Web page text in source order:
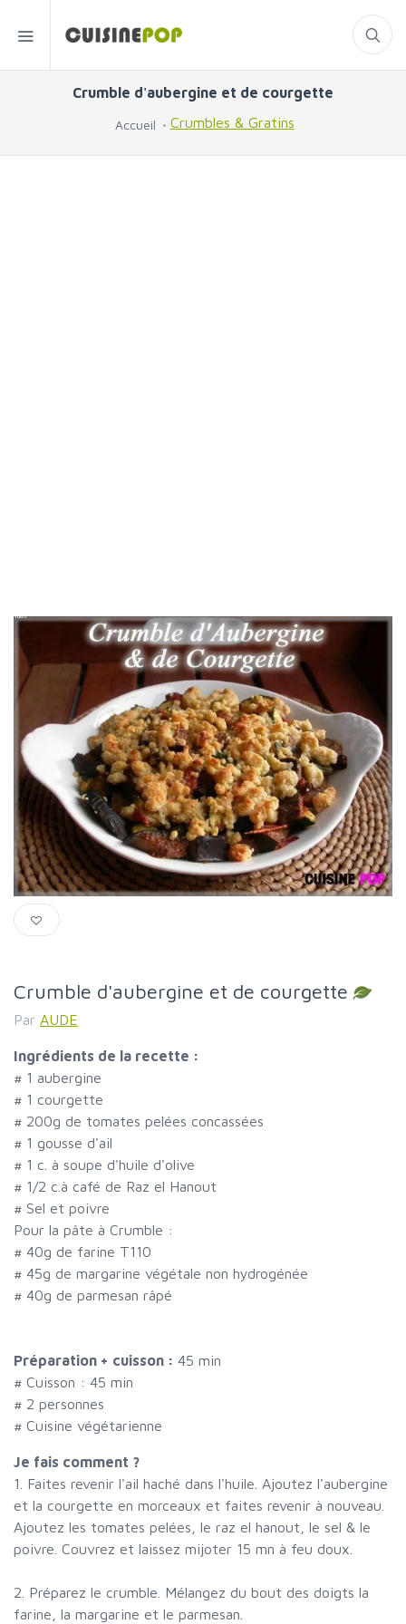
Crumble d'aubergine et de courgette
Accueil Crumbles & Gratins
Crumble d'aubergine et de courgette
Par AUDE
Ingrédients de la recette :
# 1 aubergine
# 1 courgette
# 200g de tomates pelées concassées
# 1 gousse d'ail
# 1 c. à soupe d'huile d'olive
# 1/2 c.à café de Raz el Hanout
# Sel et poivre
Pour la pâte à Crumble :
# 40g de farine T110
# 45g de margarine végétale non hydrogénée
# 40g de parmesan râpé
Préparation + cuisson : 45 min
# Cuisson : 45 min
# 2 personnes
# Cuisine végétarienne
Je fais comment ?
1. Faites revenir l'ail haché dans l'huile. Ajoutez l'aubergine
et la courgette en morceaux et faites revenir à nouveau.
Ajoutez les tomates pelées, le raz el hanout, le sel & le
poivre. Couvrez et laissez mijoter 15 mn à feu doux.
2. Préparez le crumble. Mélangez du bout des doigts la
farine, la margarine et le parmesan.